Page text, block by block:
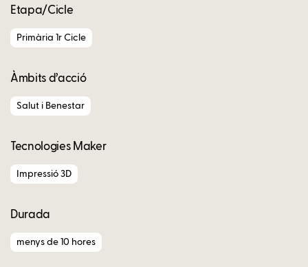
Etapa/Cicle
Primària 1r Cicle
Àmbits d’acció
Salut i Benestar
Tecnologies Maker
Impressió 3D
Durada
menys de 10 hores